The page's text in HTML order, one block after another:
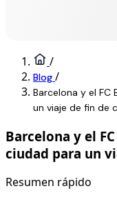
un viaje de fin de
Barcelona y el
ciudad para un
→Una visita al
experiencias
curso a